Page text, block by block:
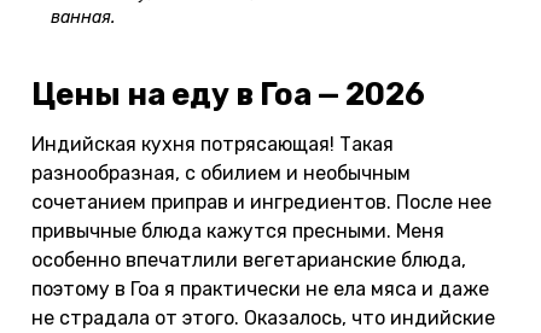
ванная.
Цены на еду в Гоа — 2026
Индийская кухня потрясающая! Такая
разнообразная, с обилием и необычным
сочетанием приправ и ингредиентов. После нее
привычные блюда кажутся пресными. Меня
особенно впечатлили вегетарианские блюда,
поэтому в Гоа я практически не ела мяса и даже
не страдала от этого. Оказалось, что индийские